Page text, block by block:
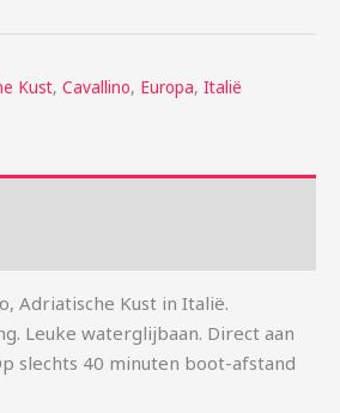
Kust, Cavallino, Europa, Italië
Adriatische Kust in Italië.
Leuke waterglijbaan. Direct aan
slechts 40 minuten boot-afstand